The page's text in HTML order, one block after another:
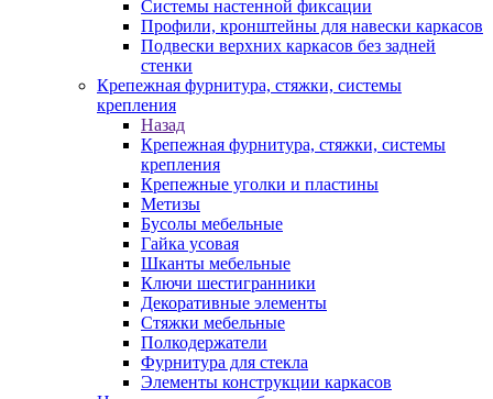
Системы настенной фиксации
Профили, кронштейны для навески каркасов
Подвески верхних каркасов без задней
стенки
Крепежная фурнитура, стяжки, системы
крепления
Назад
Крепежная фурнитура, стяжки, системы
крепления
Крепежные уголки и пластины
Метизы
Бусолы мебельные
Гайка усовая
Шканты мебельные
Ключи шестигранники
Декоративные элементы
Стяжки мебельные
Полкодержатели
Фурнитура для стекла
Элементы конструкции каркасов